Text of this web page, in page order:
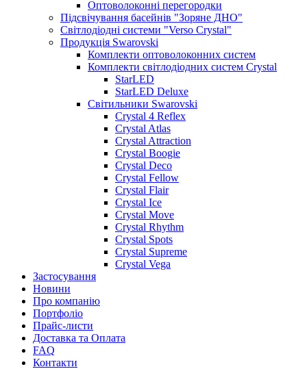
Оптоволоконні перегородки
Підсвічування басейнів "Зоряне ДНО"
Світлодіодні системи "Verso Crystal"
Продукція Swarovski
Комплекти оптоволоконних систем
Комплекти світлодіодних систем Crystal
StarLED
StarLED Deluxe
Світильники Swarovski
Crystal 4 Reflex
Crystal Atlas
Crystal Attraction
Crystal Boogie
Crystal Deco
Crystal Fellow
Crystal Flair
Crystal Ice
Crystal Move
Crystal Rhythm
Crystal Spots
Crystal Supreme
Crystal Vega
Застосування
Новини
Про компанію
Портфоліо
Прайс-листи
Доставка та Оплата
FAQ
Контакти